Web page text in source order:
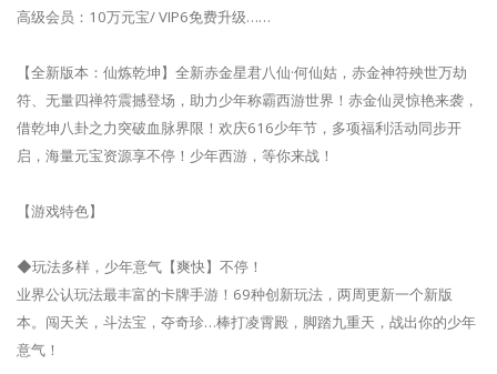
高级会员：10万元宝/ VIP6免费升级……
【全新版本：仙炼乾坤】全新赤金星君八仙·何仙姑，赤金神符殃世万劫
符、无量四禅符震撼登场，助力少年称霸西游世界！赤金仙灵惊艳来袭，
借乾坤八卦之力突破血脉界限！欢庆616少年节，多项福利活动同步开
启，海量元宝资源享不停！少年西游，等你来战！
【游戏特色】
◆玩法多样，少年意气【爽快】不停！
业界公认玩法最丰富的卡牌手游！69种创新玩法，两周更新一个新版
本。闯天关，斗法宝，夺奇珍…棒打凌霄殿，脚踏九重天，战出你的少年
意气！